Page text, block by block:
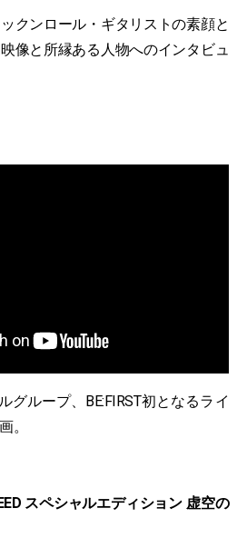
クンロール・ギタリストの素顔と
像と所縁ある人物へのインタビュ
グループ、BE:FIRST初となるライ
。
スペシャルエディション 虚空の